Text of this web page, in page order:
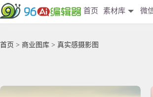
首页 素材库 微
首页 > 商业图库 > 真实感摄影图